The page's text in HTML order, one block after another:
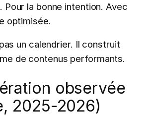
Pour la bonne intention. Avec
optimisée.
un calendrier. Il construit
de contenus performants.
observée
2025-2026)